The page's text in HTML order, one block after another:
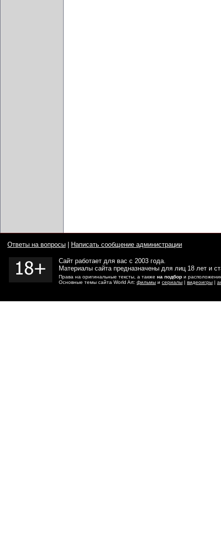
Ответы на вопросы Написать сообщение администрации
Сайт работает для вас с 2003 года.
Материалы сайта предназначены для лиц 18 лет и
Права на оригинальные тексты, а также на подбор и
Основные темы сайта World Art: фильмы и сериалы | видеоигры |